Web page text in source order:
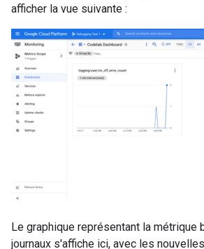
afficher la vue suivante :
Le graphique représentant la métrique
journaux s'affiche ici, avec les